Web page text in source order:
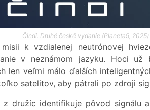
Čindi. Druhé české vydanie (Planeta9, 2025)
misii k vzdialenej neutrónovej
v neznámom jazyku. Hoci už
len veľmi málo ďalších
satelitov, aby pátrali po zdroji
družíc identifikuje pôvod signálu